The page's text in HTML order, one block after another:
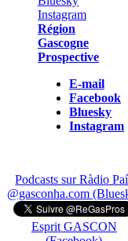
Région
Gascogne
Prospective
E-mail
Facebook
Bluesky
Instagram
Podcasts sur Ràdio
@gasconha.com
Esprit GASCON